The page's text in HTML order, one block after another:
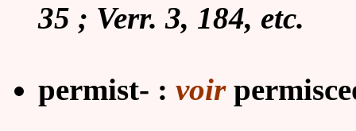
35 ; Verr. 3, 184, etc.
permist- : voir